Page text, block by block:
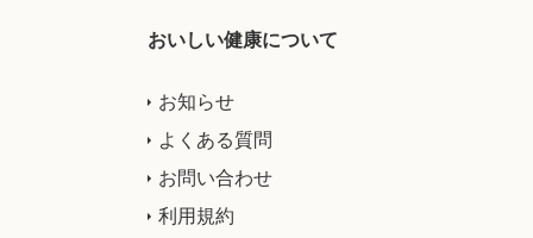
おいしい健康について
お知らせ
よくある質問
お問い合わせ
利用規約